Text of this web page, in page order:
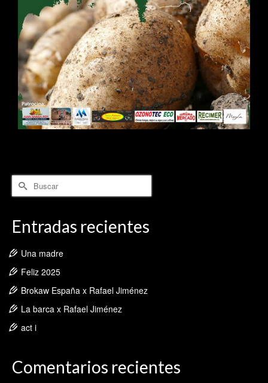
Buscar
por:
Entradas recientes
Una madre
Feliz 2025
Brokaw España x Rafael Jiménez
La barca x Rafael Jiménez
act i
Comentarios recientes